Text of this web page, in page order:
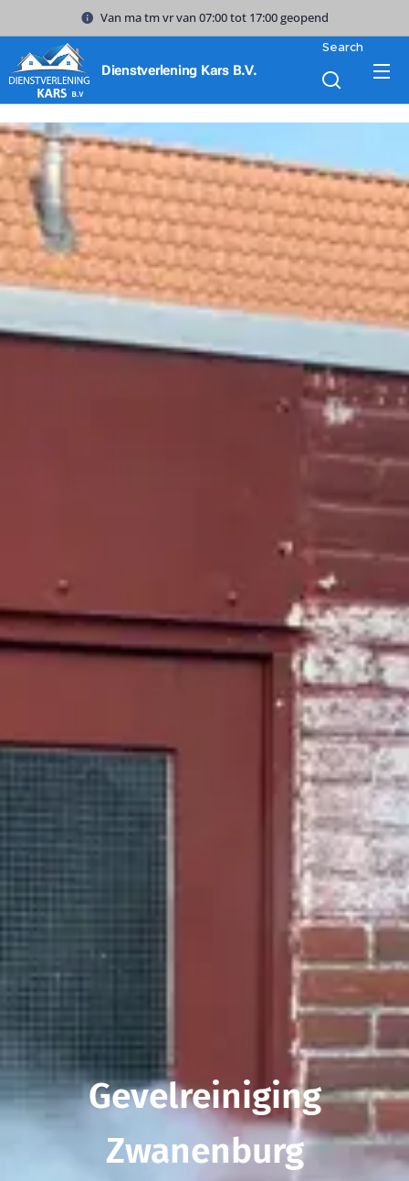
Van ma tm vr van 07:00 tot 17:00 geopend
Dienstverlening Kars B.V.
Search
Gevelreiniging
Zwanenburg